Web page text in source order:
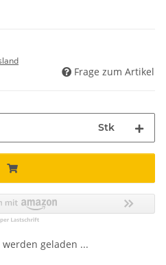
Frage zum Artikel
Stk
geladen ...